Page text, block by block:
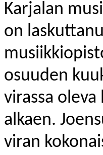
Karjalan
on
osuuden
virassa
alkaen.
viran